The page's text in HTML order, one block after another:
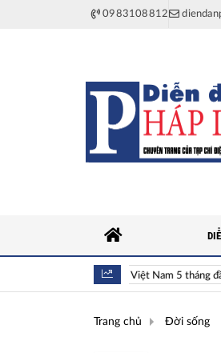
0983108812
Toàn cảnh kinh tế Việt Nam 5 tháng đầu
Trang chủ Đời sống